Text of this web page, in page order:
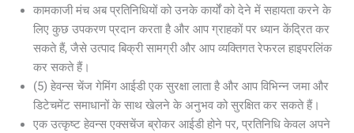
कामकाजी मंच अब प्रतिनिधियों को उनके कार्यों को देने में सहायता करने के
लिए कुछ उपकरण प्रदान करता है और आप ग्राहकों पर ध्यान केंद्रित कर
सकते हैं, जैसे उत्पाद बिक्री सामग्री और आप व्यक्तिगत रेफरल हाइपरलिंक
कर सकते हैं।
(5) हेवन्स चेंज गेमिंग आईडी एक सुरक्षा लाता है और आप विभिन्न जमा और
डिटेचमेंट समाधानों के साथ खेलने के अनुभव को सुरक्षित कर सकते हैं।
एक उत्कृष्ट हेवन्स एक्सचेंज ब्रोकर आईडी होने पर, प्रतिनिधि केवल अपने